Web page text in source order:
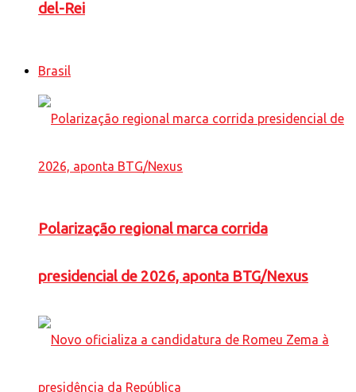
del-Rei
Brasil
Polarização regional marca corrida
presidencial de 2026, aponta BTG/Nexus